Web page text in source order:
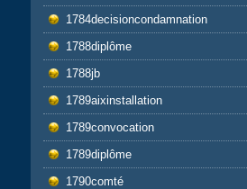
1784decisioncondamnation
1788diplôme
1788jb
1789aixinstallation
1789convocation
1789diplôme
1790comté